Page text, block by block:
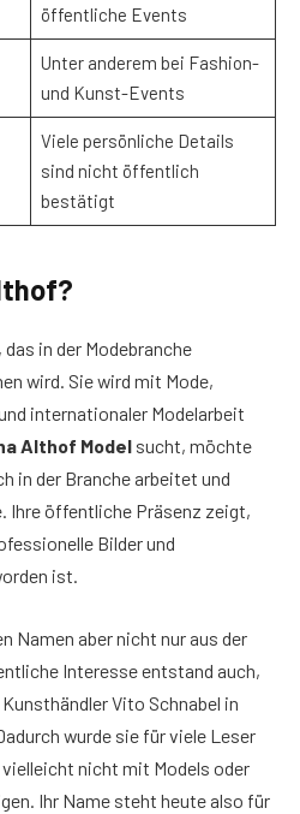
öffentliche Events
Unter anderem bei Fashion-
und Kunst-Events
Viele persönliche Details
sind nicht öffentlich
bestätigt
in der Modebranche
wird. Sie wird mit Mode,
internationaler Modelarbeit
Althof Model sucht, möchte
in der Branche arbeitet und
Ihre öffentliche Präsenz zeigt,
Bilder und
ist.
Namen aber nicht nur aus der
Interesse entstand auch,
Vito Schnabel in
wurde sie für viele Leser
nicht mit Models oder
Ihr Name steht heute also für